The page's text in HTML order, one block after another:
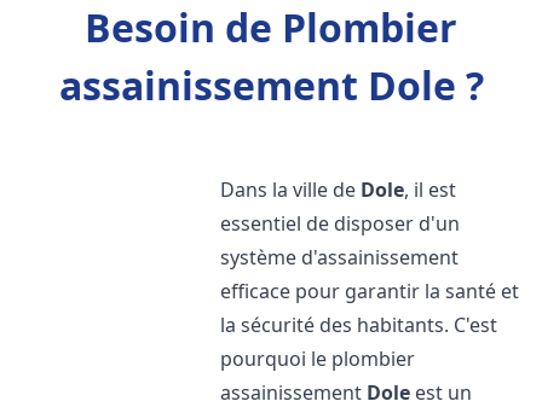
Besoin de Plombier
assainissement Dole ?
Dans la ville de Dole, il est
essentiel de disposer d'un
système d'assainissement
efficace pour garantir la santé et
la sécurité des habitants. C'est
pourquoi le plombier
assainissement Dole est un